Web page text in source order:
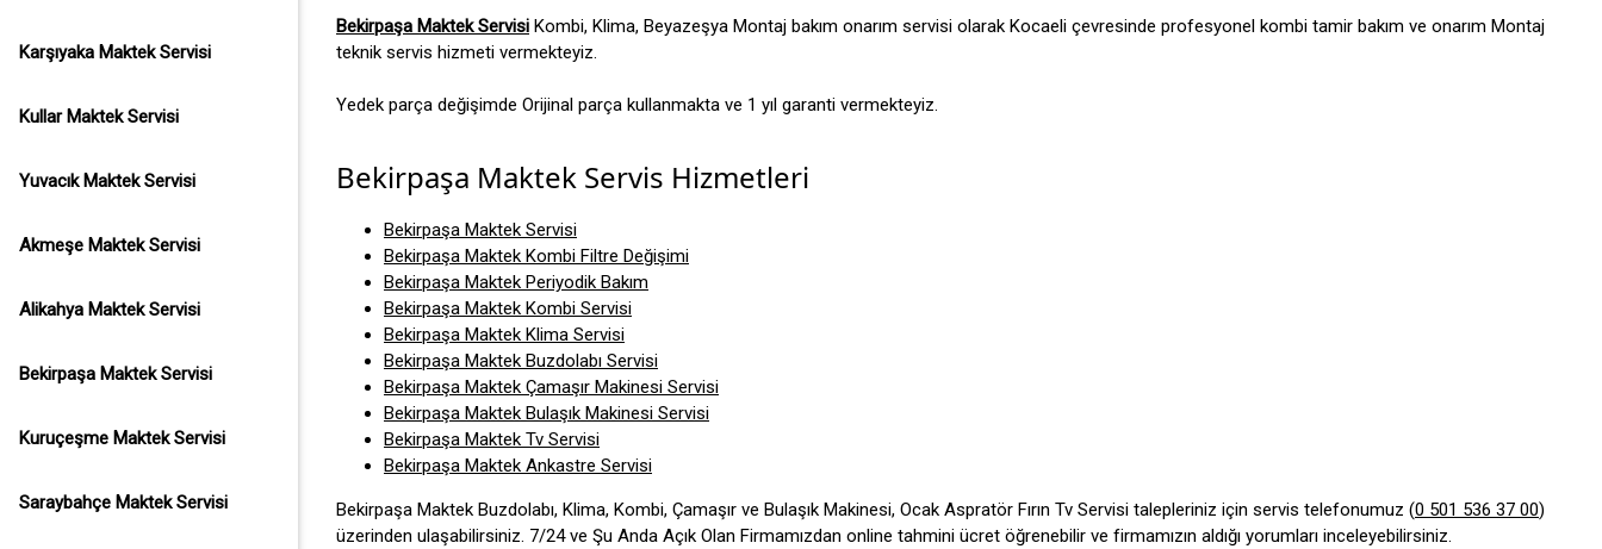
Karşıyaka Maktek Servisi
Kullar Maktek Servisi
Yuvacık Maktek Servisi
Akmeşe Maktek Servisi
Alikahya Maktek Servisi
Bekirpaşa Maktek Servisi
Kuruçeşme Maktek Servisi
Saraybahçe Maktek Servisi
Bekirpaşa Maktek Servisi Kombi, Klima, Beyazeşya Montaj bakım onarım servisi olarak Kocaeli çevresinde profesyonel kombi tamir bakım ve onarım Montaj
teknik servis hizmeti vermekteyiz.
Yedek parça değişimde Orijinal parça kullanmakta ve 1 yıl garanti vermekteyiz.
Bekirpaşa Maktek Servis Hizmetleri
Bekirpaşa Maktek Servisi
Bekirpaşa Maktek Kombi Filtre Değişimi
Bekirpaşa Maktek Periyodik Bakım
Bekirpaşa Maktek Kombi Servisi
Bekirpaşa Maktek Klima Servisi
Bekirpaşa Maktek Buzdolabı Servisi
Bekirpaşa Maktek Çamaşır Makinesi Servisi
Bekirpaşa Maktek Bulaşık Makinesi Servisi
Bekirpaşa Maktek Tv Servisi
Bekirpaşa Maktek Ankastre Servisi
Bekirpaşa Maktek Buzdolabı, Klima, Kombi, Çamaşır ve Bulaşık Makinesi, Ocak Aspratör Fırın Tv Servisi talepleriniz için servis telefonumuz (0 501 536 37 00)
üzerinden ulaşabilirsiniz. 7/24 ve Şu Anda Açık Olan Firmamızdan online tahmini ücret öğrenebilir ve firmamızın aldığı yorumları inceleyebilirsiniz.